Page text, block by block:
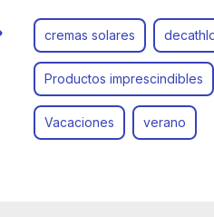
cremas solares
Productos imprescindibles
Vacaciones verano